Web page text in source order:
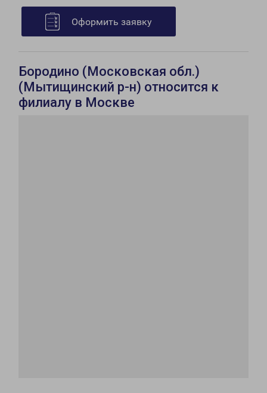
Оформить заявку
Бородино (Московская обл.)
(Мытищинский р-н) относится к
филиалу в Москве